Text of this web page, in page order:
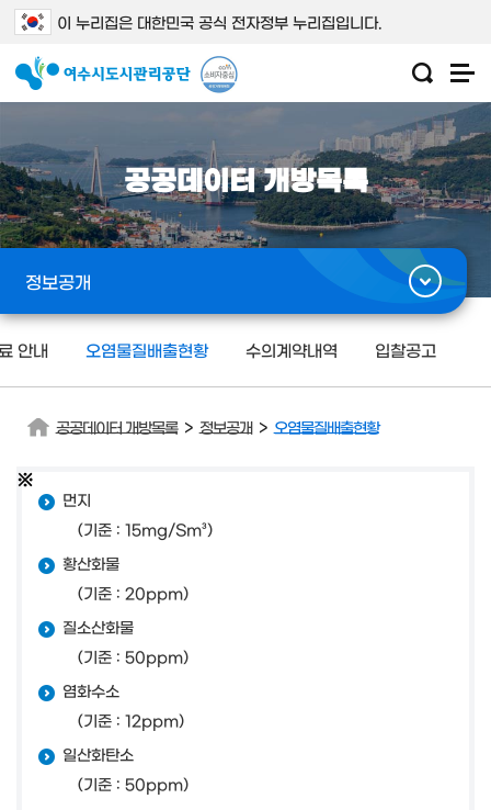
이 누리집은 대한민국 공식 전자정부 누리집입니다.
공공데이터 개방목록
정보공개
안내 오염물질배출현황 수의계약내역 입찰공고
공공데이터 개방목록 > 정보공개 > 오염물질배출현황
먼지
(기준 : 15mg/Sm³)
황산화물
(기준 : 20ppm)
질소산화물
(기준 : 50ppm)
염화수소
(기준 : 12ppm)
일산화탄소
(기준 : 50ppm)